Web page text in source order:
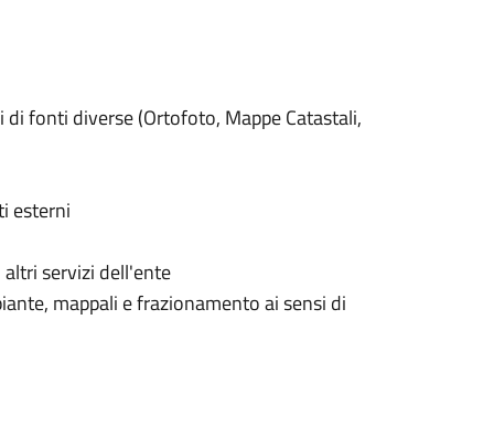
fonti diverse (Ortofoto, Mappe Catastali,
esterni
servizi dell'ente
mappali e frazionamento ai sensi di